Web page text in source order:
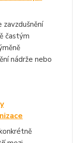
častým
nádrže nebo